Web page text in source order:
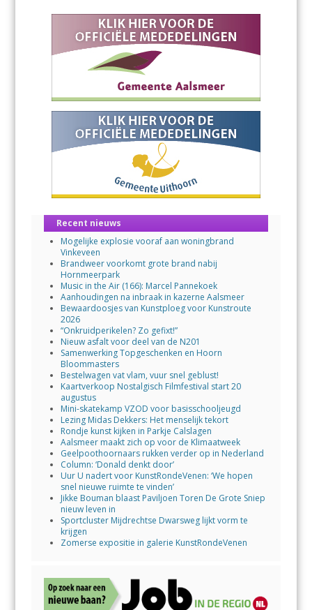
Recent nieuws
Mogelijke explosie vooraf aan woningbrand
Vinkeveen
Brandweer voorkomt grote brand nabij
Hornmeerpark
Music in the Air (166): Marcel Pannekoek
Aanhoudingen na inbraak in kazerne Aalsmeer
Bewaardoosjes van Kunstploeg voor Kunstroute
2026
“Onkruidperikelen? Zo gefixt!”
Nieuw asfalt voor deel van de N201
Samenwerking Topgeschenken en Hoorn
Bloommasters
Bestelwagen vat vlam, vuur snel geblust!
Kaartverkoop Nostalgisch Filmfestival start 20
augustus
Mini-skatekamp VZOD voor basisschooljeugd
Lezing Midas Dekkers: Het menselijk tekort
Rondje kunst kijken in Parkje Calslagen
Aalsmeer maakt zich op voor de Klimaatweek
Geelpoothoornaars rukken verder op in Nederland
Column: ‘Donald denkt door’
Uur U nadert voor KunstRondeVenen: ‘We hopen
snel nieuwe ruimte te vinden’
Jikke Bouman blaast Paviljoen Toren De Grote Sniep
nieuw leven in
Sportcluster Mijdrechtse Dwarsweg lijkt vorm te
krijgen
Zomerse expositie in galerie KunstRondeVenen